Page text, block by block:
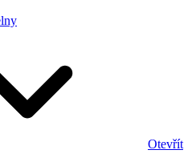
Otevřít